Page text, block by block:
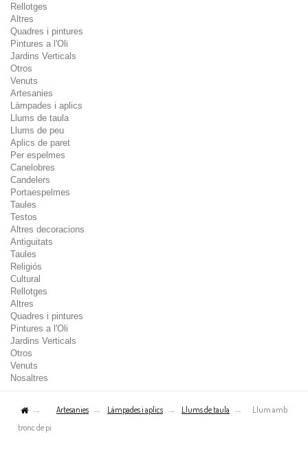
Rellotges
Altres
Quadres i pintures
Pintures a l'Oli
Jardins Verticals
Otros
Venuts
Artesanies
Làmpades i aplics
Llums de taula
Llums de peu
Aplics de paret
Per espelmes
Canelobres
Candelers
Portaespelmes
Taules
Testos
Altres decoracions
Antiguitats
Taules
Religiós
Cultural
Rellotges
Altres
Quadres i pintures
Pintures a l'Oli
Jardins Verticals
Otros
Venuts
Nosaltres
Artesanies Làmpades i aplics Llums de taula
Llum amb
tronc de pi